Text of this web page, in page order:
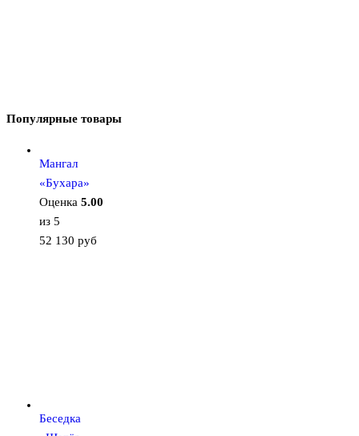
Популярные товары
Мангал
«Бухара»
Оценка 5.00
из 5
52 130 руб
Беседка